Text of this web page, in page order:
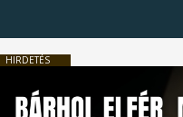
HIRDETÉS